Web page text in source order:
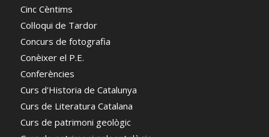
Cinc Cèntims
Col·loqui de Tardor
Concurs de fotografia
Conèixer el P.E.
Conferències
Curs d'Historia de Catalunya
Curs de Literatura Catalana
Curs de patrimoni geològic